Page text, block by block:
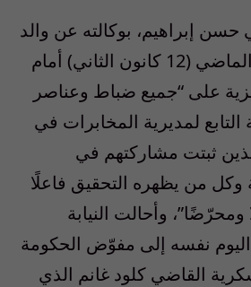
إبراهيم، بوكالته عن والد
محمد، يوم الاثنين الماضي (12 كانون الثاني) أمام
على “جميع ضباط وعناصر
لمديرية المخابرات في
ثبتت مشاركتهم في
وكل من يظهره التحقيق فاعلًا
وأحالت النيابة
نفسه إلى مفوّض الحكومة
القاضي كلود غانم الذي